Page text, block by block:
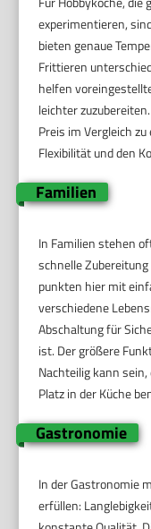
experimentieren,
bieten genaue
Frittieren
helfen
leichter
Preis im Vergleich
Flexibilität und den
Familien
In Familien stehen
schnelle
punkten hier mit
verschiedene
Abschaltung für
ist. Der größere
Nachteilig kann
Platz in der Küche
Gastronomie
In der Gastronomie
erfüllen: